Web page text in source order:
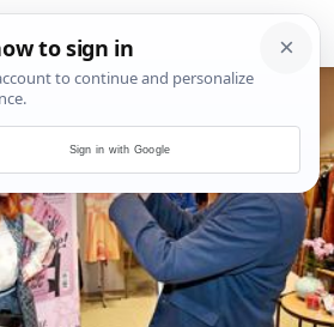
Sign in with Google